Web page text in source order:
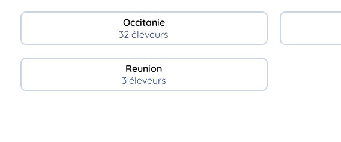
Occitanie
32 éleveurs
Reunion
3 éleveurs